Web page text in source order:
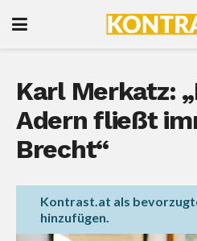
Karl Merkatz:
Adern fließt
Brecht“
Kontrast.at als
hinzufügen.